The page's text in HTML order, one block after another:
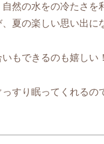
然の水をの冷たさを
夏の楽しい思い出に
もできるのも嬉しい！
すり眠ってくれるの